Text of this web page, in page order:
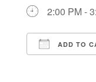
2:00 PM -
ADD TO